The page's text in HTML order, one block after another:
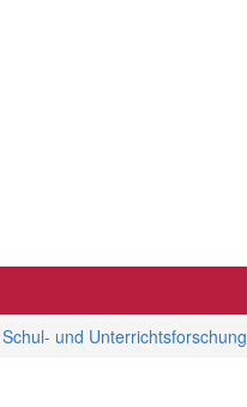
und Unterrichtsforschung